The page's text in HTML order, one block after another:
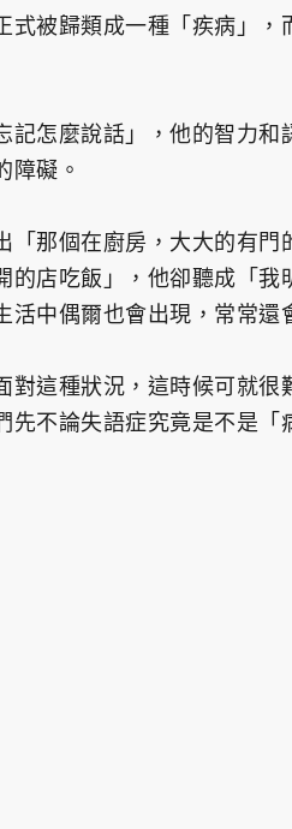
被歸類成一種「疾病」，
怎麼說話」，他的智力和
障礙。
那個在廚房，大大的有
店吃飯」，他卻聽成「我
活中偶爾也會出現，常常還
這種狀況，這時候可就很
不論失語症究竟是不是「